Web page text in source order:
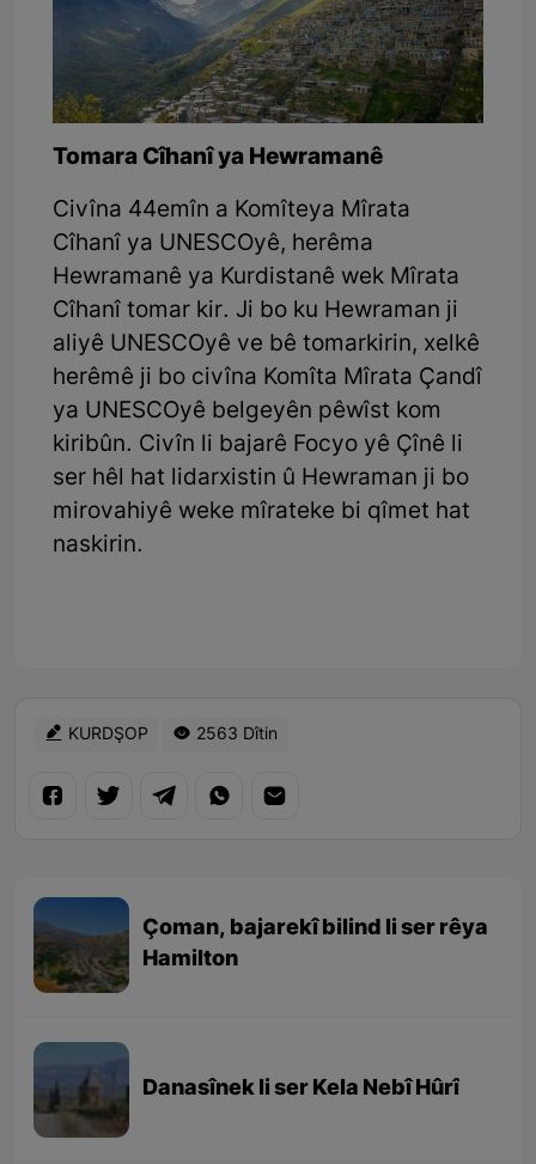
Tomara Cîhanî ya Hewramanê
Civîna 44emîn a Komîteya Mîrata
Cîhanî ya UNESCOyê, herêma
Hewramanê ya Kurdistanê wek Mîrata
Cîhanî tomar kir. Ji bo ku Hewraman ji
aliyê UNESCOyê ve bê tomarkirin, xelkê
herêmê ji bo civîna Komîta Mîrata Çandî
ya UNESCOyê belgeyên pêwîst kom
kiribûn. Civîn li bajarê Focyo yê Çînê li
ser hêl hat lidarxistin û Hewraman ji bo
mirovahiyê weke mîrateke bi qîmet hat
naskirin.
KURDŞOP 2563 Dîtin
Çoman, bajarekî bilind li ser rêya
Hamilton
Danasînek li ser Kela Nebî Hûrî